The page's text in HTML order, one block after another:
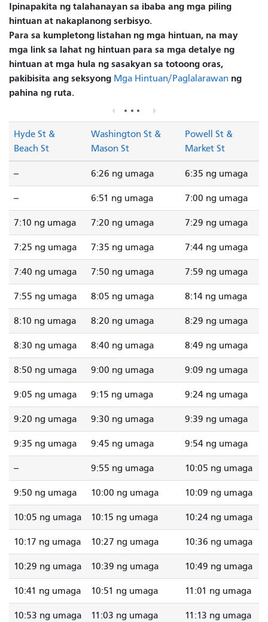
Ipinapakita ng talahanayan sa ibaba ang mga piling
hintuan at nakaplanong serbisyo.
Para sa kumpletong listahan ng mga hintuan, na may
mga link sa lahat ng hintuan para sa mga detalye ng
hintuan at mga hula ng sasakyan sa totoong oras,
pakibisita ang seksyong Mga Hintuan/Paglalarawan ng
pahina ng ruta.
Hyde St &
Beach St
Washington St &
Mason St
Powell St &
Market St
-- 6:26 ng umaga 6:35 ng umaga
-- 6:51 ng umaga 7:00 ng umaga
7:10 ng umaga 7:20 ng umaga 7:29 ng umaga
7:25 ng umaga 7:35 ng umaga 7:44 ng umaga
7:40 ng umaga 7:50 ng umaga 7:59 ng umaga
7:55 ng umaga 8:05 ng umaga 8:14 ng umaga
8:10 ng umaga 8:20 ng umaga 8:29 ng umaga
8:30 ng umaga 8:40 ng umaga 8:49 ng umaga
8:50 ng umaga 9:00 ng umaga 9:09 ng umaga
9:05 ng umaga 9:15 ng umaga 9:24 ng umaga
9:20 ng umaga 9:30 ng umaga 9:39 ng umaga
9:35 ng umaga 9:45 ng umaga 9:54 ng umaga
-- 9:55 ng umaga 10:05 ng umaga
9:50 ng umaga 10:00 ng umaga 10:09 ng umaga
10:05 ng umaga 10:15 ng umaga 10:24 ng umaga
10:17 ng umaga 10:27 ng umaga 10:36 ng umaga
10:29 ng umaga 10:39 ng umaga 10:49 ng umaga
10:41 ng umaga 10:51 ng umaga 11:01 ng umaga
10:53 ng umaga 11:03 ng umaga 11:13 ng umaga